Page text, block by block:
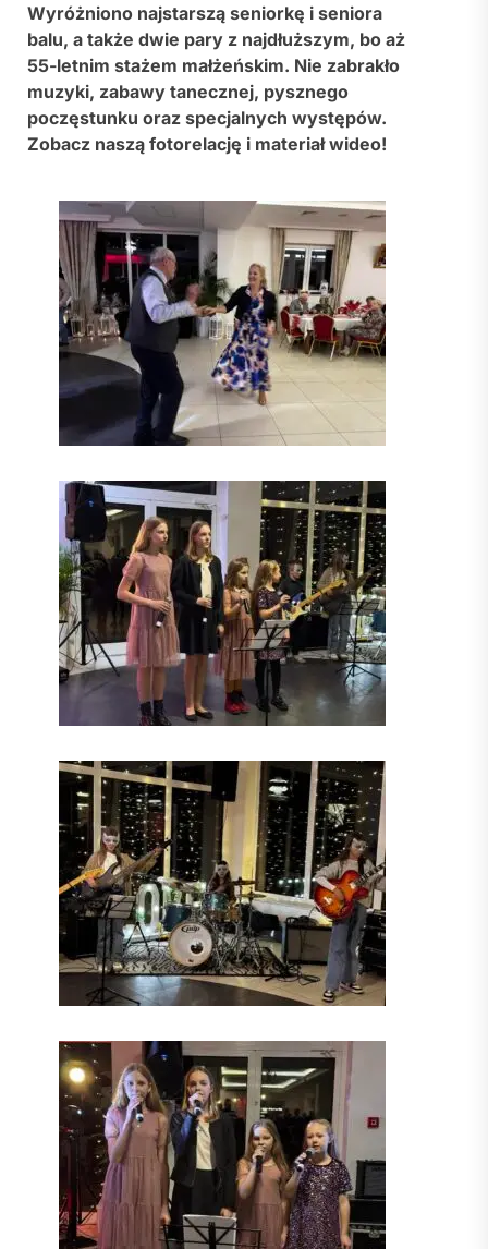
Wyróżniono najstarszą seniorkę i seniora
balu, a także dwie pary z najdłuższym, bo aż
55-letnim stażem małżeńskim. Nie zabrakło
muzyki, zabawy tanecznej, pysznego
poczęstunku oraz specjalnych występów.
Zobacz naszą fotorelację i materiał wideo!